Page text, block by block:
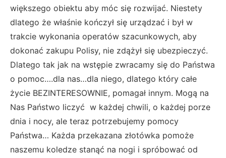
większego obiektu aby móc się rozwijać. Niestety
dlatego że właśnie kończył się urządzać i był w
trakcie wykonania operatów szacunkowych, aby
dokonać zakupu Polisy, nie zdążył się ubezpieczyć.
Dlatego tak jak na wstępie zwracamy się do Państwa
o pomoc….dla nas…dla niego, dlatego który całe
życie BEZINTERESOWNIE, pomagał innym. Mogą na
Nas Państwo liczyć w każdej chwili, o każdej porze
dnia i nocy, ale teraz potrzebujemy pomocy
Państwa… Każda przekazana złotówka pomoże
naszemu koledze stanąć na nogi i spróbować od